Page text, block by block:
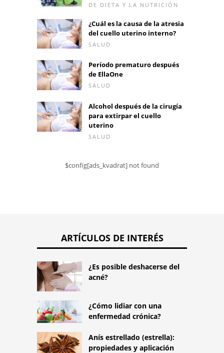
DE DIETA Y LA NUTRICIÓN
¿Cuál es la causa de la atresia
del cuello uterino interno?
SALUD
Período prematuro después
de EllaOne
SALUD
Alcohol después de la cirugía
para extirpar el cuello
uterino
SALUD
$config[ads_kvadrat] not found
ARTÍCULOS DE INTERÉS
¿Es posible deshacerse del
acné?
¿Cómo lidiar con una
enfermedad crónica?
Anís estrellado (estrella):
propiedades y aplicación